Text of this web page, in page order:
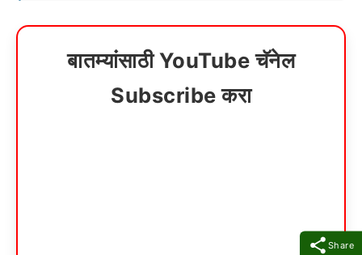
Share
बातम्यांसाठी YouTube चॅनेल
Subscribe करा